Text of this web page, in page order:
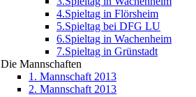
4.Spieltag in Flörsheim
5.Spieltag bei DFG LU
6.Spieltag in Wachenheim
7.Spieltag in Grünstadt
Die Mannschaften
1. Mannschaft 2013
2. Mannschaft 2013